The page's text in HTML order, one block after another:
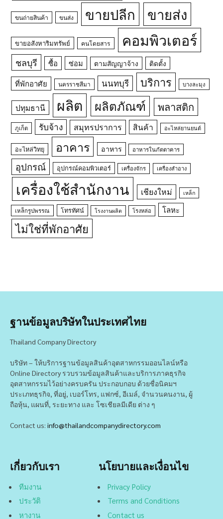
ขนถ่ายสินค้า ขนส่ง ขายปลีก ขายส่ง
ขายอสังหาริมทรัพย์ คนโดยสาร คอมพิวเตอร์
ชลบุรี ซื้อ ซ่อม ตามสัญญาจ้าง ติดตั้ง
ที่พักอาศัย นครราชสีมา นนทบุรี บริการ บางละมุง
ปทุมธานี ผลิต ผลิตภัณฑ์ พลาสติก
ภูเก็ต รับจ้าง สมุทรปราการ สินค้า อะไหล่ยานยนต์
อะไหล่วิทยุ อาคาร อาหาร อาหารในภัตตาคาร
อุปกรณ์ อุปกรณ์คอมพิวเตอร์ เครื่องจักร เครื่องสำอาง
เครื่องใช้สำนักงาน เชียงใหม่ เหล็ก
เหล็กรูปพรรณ โทรทัศน์ โรงงานผลิต โรงหล่อ โลหะ
ไม่ใช่ที่พักอาศัย
ฐานข้อมูลบริษัทในประเทศไทย
Thailand Company Directory
บริษัท – ให้บริการฐานข้อมูลสินค้าอุตสาหกรรมออนไลน์หรือ
Online Directory รวบรวมข้อมูลสินค้าและบริการภาคธุรกิจ
อุตสาหกรรมไว้อย่างครบครัน ประกอบกอบ ด้วยชื่อนิคมฯ
ประเภทธุรกิจ, ที่อยู่, เบอร์โทร, แฟกซ์, อีเมล์, จำนวนคนงาน, ผู้
ถือหุ้น, แผนที่, ระยะทาง และ โซเชียลมีเดีย ต่าง ๆ
Contact us: info@thailandcompanydirectory.com
เกี่ยวกับเรา
ทีมงาน
ประวัติ
หางาน
นโยบายและเงื่อนไข
Privacy Policy
Terms and Conditions
Contact us